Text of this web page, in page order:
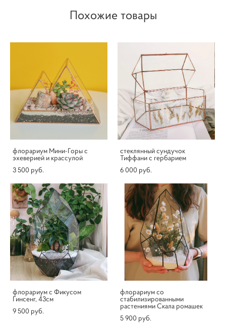
Похожие товары
флорариум Мини-Горы с
эхеверией и крассулой
3 500 pуб.
стеклянный сундучок
Тиффани с гербарием
6 000 pуб.
флорариум с Фикусом
Гинсенг, 43см
9 500 pуб.
флорариум со
стабилизированными
растениями Скала ромашек
5 900 pуб.